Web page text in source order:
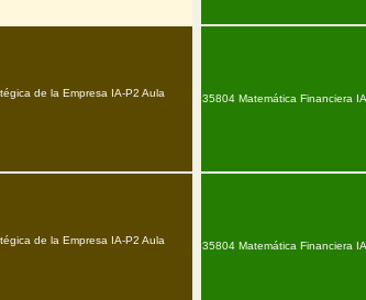
de la Empresa IA-P2 Aula
de la Empresa IA-P2 Aula
35804 Matemática Financiera
35804 Matemática Financiera